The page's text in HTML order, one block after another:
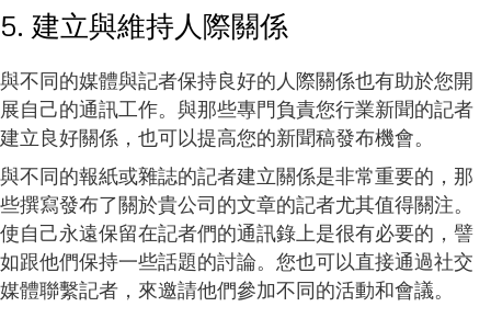
5. 建立與維持人際關係
與不同的媒體與記者保持良好的人際關係也有助於您開
展自己的通訊工作。與那些專門負責您行業新聞的記者
建立良好關係，也可以提高您的新聞稿發布機會。
與不同的報紙或雜誌的記者建立關係是非常重要的，那
些撰寫發布了關於貴公司的文章的記者尤其值得關注。
使自己永遠保留在記者們的通訊錄上是很有必要的，譬
如跟他們保持一些話題的討論。您也可以直接通過社交
媒體聯繫記者，來邀請他們參加不同的活動和會議。